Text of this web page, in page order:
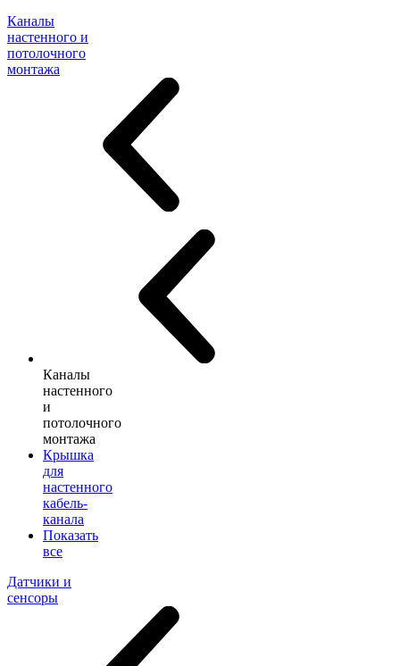
Каналы
настенного и
потолочного
монтажа
Каналы
настенного
и
потолочного
монтажа
Крышка
для
настенного
кабель-
канала
Показать
все
Датчики и
сенсоры